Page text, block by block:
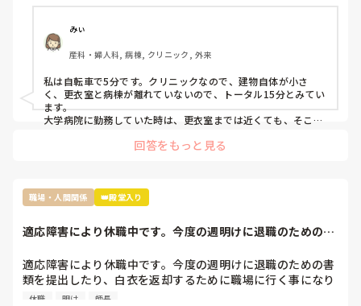
みぃ
産科・婦人科, 病棟, クリニック, 外来
私は自転車で5分です。クリニックなので、建物自体が小さ
く、更衣室と病棟が離れていないので、トータル15分とみてい
ます。
大学病院に勤務していた時は、更衣室までは近くても、そこか
回答をもっと見る
職場・人間関係 👑殿堂入り
適応障害により休職中です。今度の週明けに退職のための書
適応障害により休職中です。今度の週明けに退職のための書
類を提出したり、白衣を返却するために職場に行く事になり
ました。今から考えるだけで怖いです…人事課に行く事、ま
休職 明け 師長